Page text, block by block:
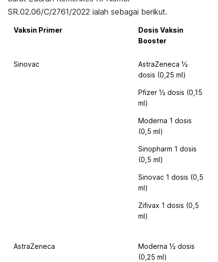
SR.02.06/C/2761/2022 ialah sebagai berikut.
Vaksin Primer
Dosis Vaksin
Booster
Sinovac
AstraZeneca ½
dosis (0,25 ml)
Pfizer ½ dosis (0,15
ml)
Moderna 1 dosis
(0,5 ml)
Sinopharm 1 dosis
(0,5 ml)
Sinovac 1 dosis (0,5
ml)
Zifivax 1 dosis (0,5
ml)
AstraZeneca
Moderna ½ dosis
(0,25 ml)